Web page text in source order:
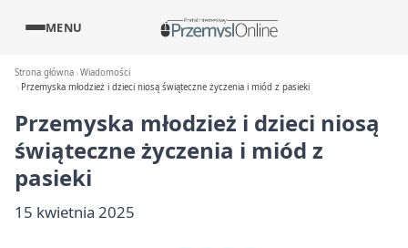
MENU
Strona główna Wiadomości
Przemyska młodzież i dzieci niosą świąteczne życzenia i miód z pasieki
Przemyska młodzież i dzieci niosą
świąteczne życzenia i miód z
pasieki
15 kwietnia 2025